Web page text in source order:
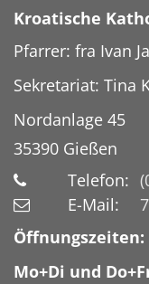
Kroatische
Pfarrer: fra Ivan
Sekretariat: Tina
Nordanlage 45
35390 Gießen
Telefon:
E-Mail:
Öffnungszeiten:
Mo+Di und